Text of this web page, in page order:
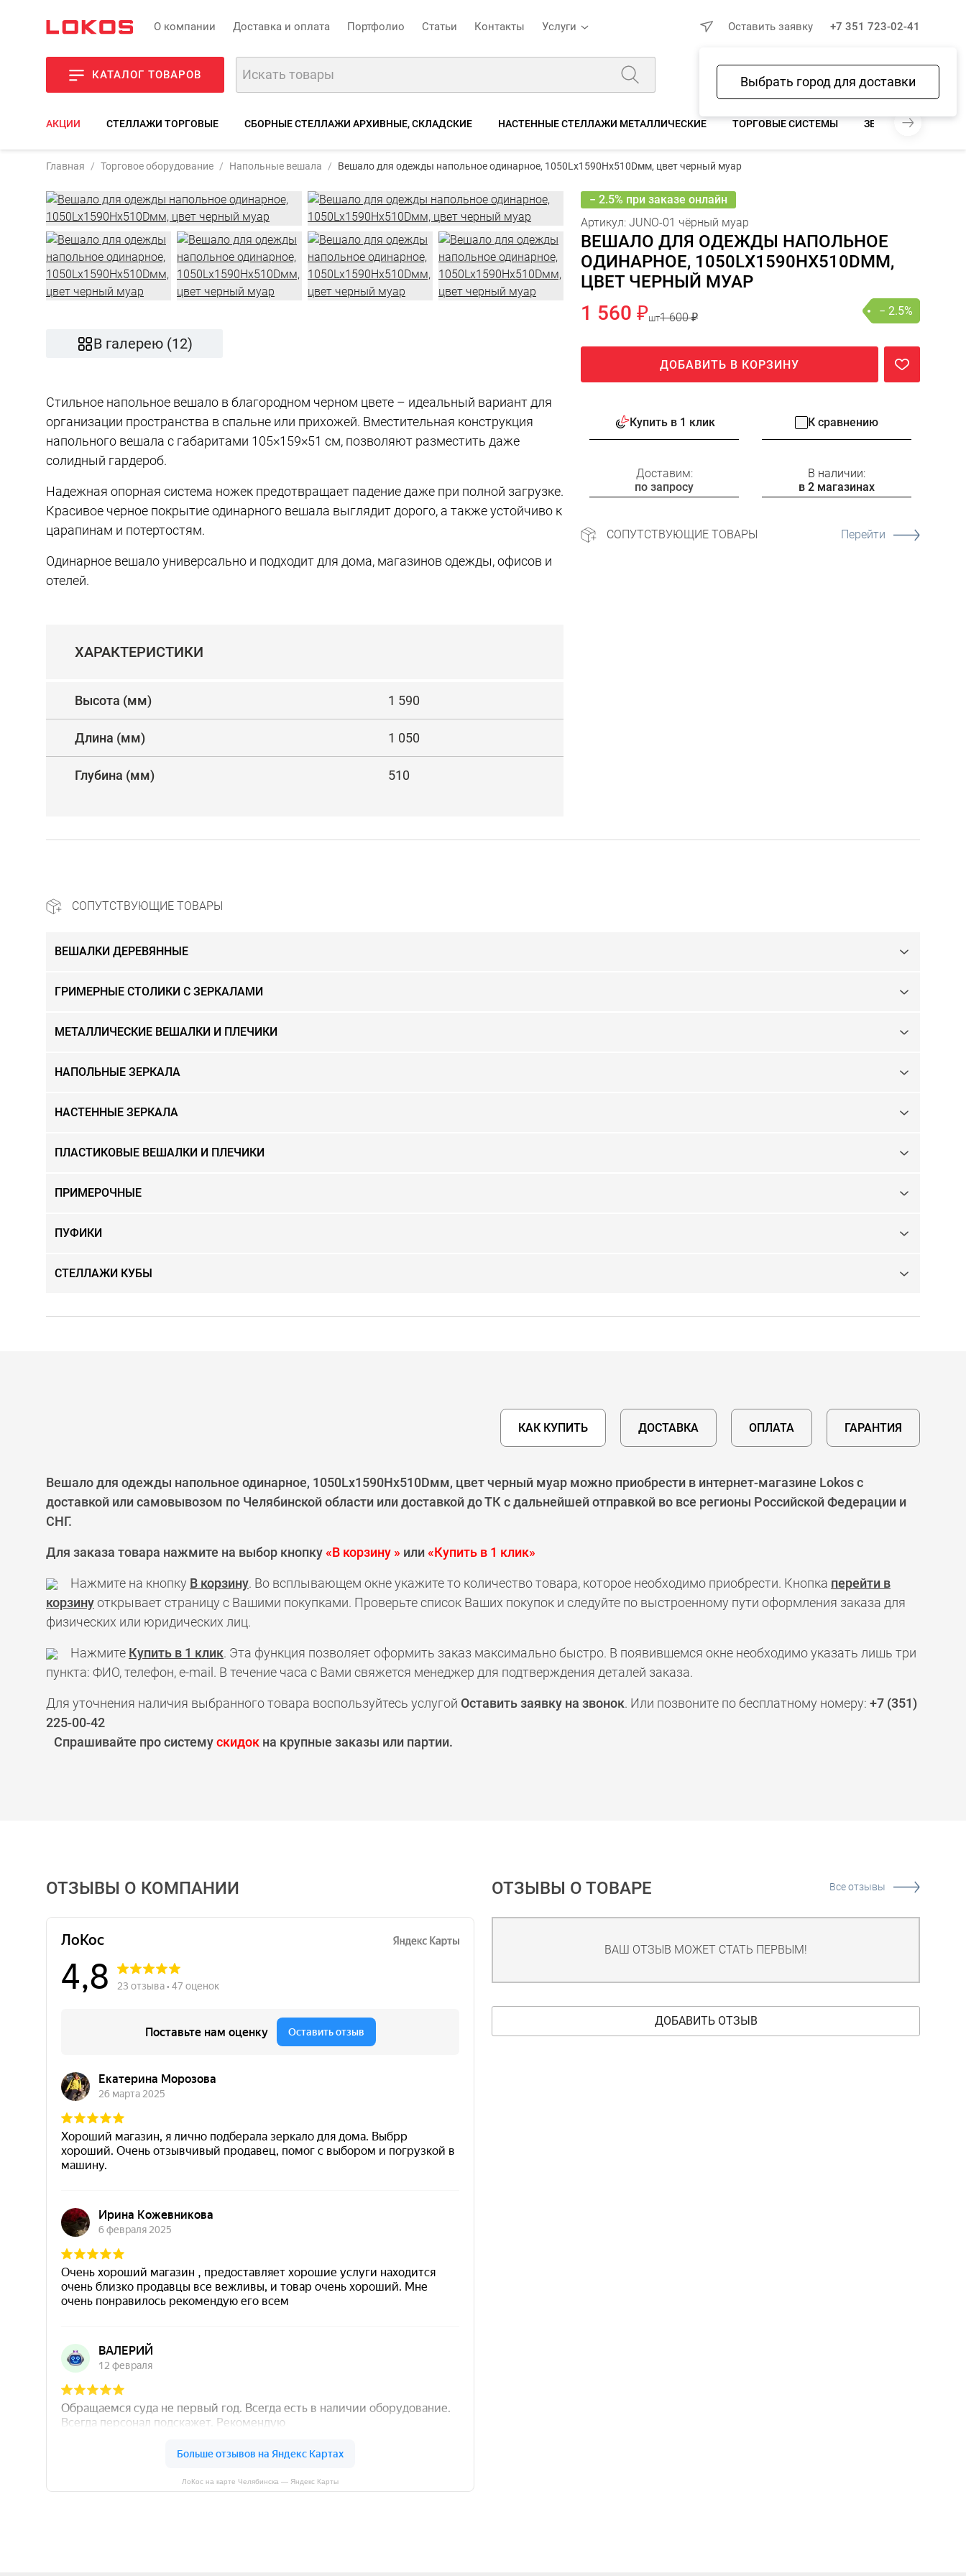
О компании Доставка и оплата Портфолио Статьи Контакты Услуги
Выбрать город для доставки
Оставить заявку +7 351 723-02-41
КАТАЛОГ ТОВАРОВ
Избранное Сравнение Корзина
АКЦИИ СТЕЛЛАЖИ ТОРГОВЫЕ СБОРНЫЕ СТЕЛЛАЖИ АРХИВНЫЕ, СКЛАДСКИЕ НАСТЕННЫЕ СТЕЛЛАЖИ МЕТАЛЛИЧЕСКИЕ ТОРГОВЫЕ СИСТЕМЫ ЗЕРКАЛА ДЛЯ
Артикул: JUNO-01 чёрный муар
Вешало для одежды напольное одинарное, 1050Lх1590Hx510Dмм, цвет черный муар 1 600 ₽
онлайн
Главная Торговое оборудование Напольные вешала Вешало для одежды напольное одинарное, 1050Lх1590Hx510Dмм, цвет черный муар
В галерею (12)
Стильное напольное вешало в благородном черном цвете – идеальный вариант для
организации пространства в спальне или прихожей. Вместительная конструкция
напольного вешала с габаритами 105×159×51 см, позволяют разместить даже
солидный гардероб.
Надежная опорная система ножек предотвращает падение даже при полной загрузке.
Красивое черное покрытие одинарного вешала выглядит дорого, а также устойчиво к
царапинам и потертостям.
Одинарное вешало универсально и подходит для дома, магазинов одежды, офисов и
отелей.
ХАРАКТЕРИСТИКИ
Высота (мм) 1 590
Длина (мм) 1 050
Глубина (мм) 510
− 2.5% при заказе онлайн
Артикул: JUNO-01 чёрный муар
ВЕШАЛО ДЛЯ ОДЕЖДЫ НАПОЛЬНОЕ
ОДИНАРНОЕ, 1050LХ1590HX510DММ,
ЦВЕТ ЧЕРНЫЙ МУАР
1 560 ₽шт1 600 ₽ − 2.5%
ДОБАВИТЬ В КОРЗИНУ
Купить в 1 клик К сравнению
Доставим:
по запросу
В наличии:
в 2 магазинах
СОПУТСТВУЮЩИЕ ТОВАРЫ Перейти
СОПУТСТВУЮЩИЕ ТОВАРЫ
ВЕШАЛКИ ДЕРЕВЯННЫЕ
ГРИМЕРНЫЕ СТОЛИКИ С ЗЕРКАЛАМИ
МЕТАЛЛИЧЕСКИЕ ВЕШАЛКИ И ПЛЕЧИКИ
НАПОЛЬНЫЕ ЗЕРКАЛА
НАСТЕННЫЕ ЗЕРКАЛА
ПЛАСТИКОВЫЕ ВЕШАЛКИ И ПЛЕЧИКИ
ПРИМЕРОЧНЫЕ
ПУФИКИ
СТЕЛЛАЖИ КУБЫ
КАК КУПИТЬ ДОСТАВКА ОПЛАТА ГАРАНТИЯ
Вешало для одежды напольное одинарное, 1050Lх1590Hx510Dмм, цвет черный муар можно приобрести в интернет-магазине Lokos с
доставкой или самовывозом по Челябинской области или доставкой до ТК с дальнейшей отправкой во все регионы Российской Федерации и
СНГ.
Для заказа товара нажмите на выбор кнопку«В корзину » или«Купить в 1 клик»
Нажмите на кнопку В корзину. Во всплывающем окне укажите то количество товара, которое необходимо приобрести. Кнопка перейти в
корзинуоткрывает страницу с Вашими покупками. Проверьте список Ваших покупок и следуйте по выстроенному пути оформления заказа для
физических или юридических лиц.
Нажмите Купить в 1 клик. Эта функция позволяет оформить заказ максимально быстро. В появившемся окне необходимо указать лишь три
пункта: ФИО, телефон, e-mail. В течение часа с Вами свяжется менеджер для подтверждения деталей заказа.
Для уточнения наличия выбранного товара воспользуйтесь услугой Оставить заявку на звонок. Или позвоните по бесплатному номеру: +7 (351)
225-00-42
Спрашивайте про системускидок на крупные заказы или партии.
ОТЗЫВЫ О КОМПАНИИ
ЛоКос на карте Челябинска — Яндекс Карты
ОТЗЫВЫ О ТОВАРЕ Все отзывы
ВАШ ОТЗЫВ МОЖЕТ СТАТЬ ПЕРВЫМ!
ДОБАВИТЬ ОТЗЫВ